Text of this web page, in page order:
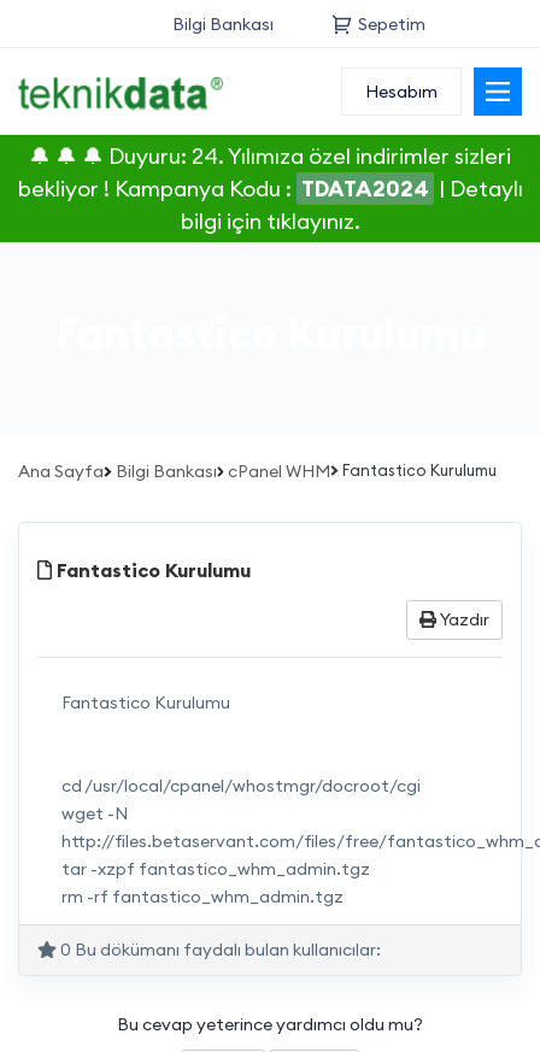
Bilgi Bankası Sepetim
Alan Adı
Web Hosting
Reseller
Hesabım
🔔 🔔 🔔 Duyuru: 24. Yılımıza özel indirimler sizleri
bekliyor ! Kampanya Kodu : TDATA2024 | Detaylı
bilgi için tıklayınız.
Ana Sayfa Bilgi Bankası cPanel WHM Fantastico Kurulumu
Fantastico Kurulumu
Yazdır
Fantastico Kurulumu
cd /usr/local/cpanel/whostmgr/docroot/cgi
wget -N
http://files.betaservant.com/files/free/
tar -xzpf fantastico_whm_admin.tgz
rm -rf fantastico_whm_admin.tgz
0 Bu dökümanı faydalı bulan kullanıcılar:
Bu cevap yeterince yardımcı oldu mu?